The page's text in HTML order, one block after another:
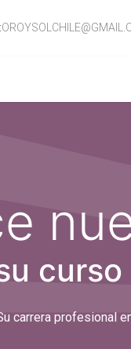
carrera profesional